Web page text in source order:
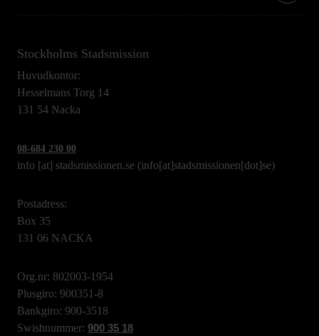
Stockholms Stadsmission
Huvudkontor:
Hesselmans Torg 14
131 54 Nacka
08-684 230 00
info [at] stadsmissionen.se (info[at]stadsmissionen[dot]se)
Postadress:
Box 35
131 06 NACKA
Org.nr: 802003-1954
Plusgiro: 900351-8
Bankgiro: 900-3518
Swishnummer: 900 35 18